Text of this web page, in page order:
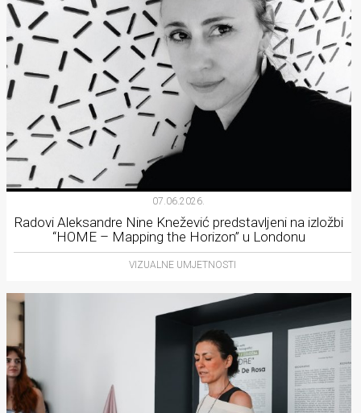
07.06.2026.
Radovi Aleksandre Nine Knežević predstavljeni na izložbi
“HOME – Mapping the Horizon” u Londonu
VIZUALNE UMJETNOSTI